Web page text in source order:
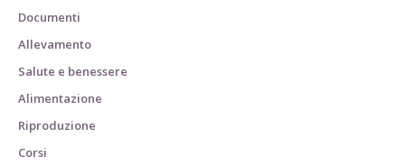
Documenti
Allevamento
Salute e benessere
Alimentazione
Riproduzione
Corsi